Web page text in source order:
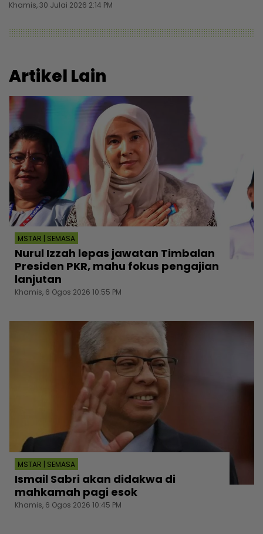
Khamis, 30 Julai 2026 2:14 PM
Artikel Lain
MSTAR | SEMASA
Nurul Izzah lepas jawatan Timbalan
Presiden PKR, mahu fokus pengajian
lanjutan
Khamis, 6 Ogos 2026 10:55 PM
MSTAR | SEMASA
Ismail Sabri akan didakwa di
mahkamah pagi esok
Khamis, 6 Ogos 2026 10:45 PM